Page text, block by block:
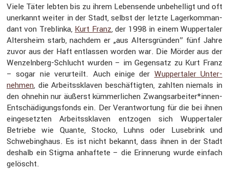
Viele Täter lebten bis zu ihrem Lebens­ende unbehel­ligt und oft
unerkannt weiter in der Stadt, selbst der letzte Lager­kom­man­
dant von Treblinka, Kurt Franz, der 1998 in einem Wupper­taler
Alters­heim starb, nachdem er „aus Alters­gründen” fünf Jahre
zuvor aus der Haft entlassen worden war. Die Mörder aus der
Wenzeln­berg-Schlucht wurden – im Gegen­satz zu Kurt Franz
– sogar nie verur­teilt. Auch einige der Wupper­taler Unter­
nehmen, die Arbeits­sklaven beschäf­tigten, zahlten niemals in
den ohnehin nur äußerst kümmer­li­chen Zwangsarbeiter*innen-
Entschädigungsfonds ein. Der Verant­wor­tung für die bei ihnen
einge­setzten Arbeits­sklaven entzogen sich Wupper­taler
Betriebe wie Quante, Stocko, Luhns oder Lusebrink und
Schwe­bing­haus. Es ist nicht bekannt, dass ihnen in der Stadt
deshalb ein Stigma anhaf­tete – die Erinne­rung wurde einfach
gelöscht.